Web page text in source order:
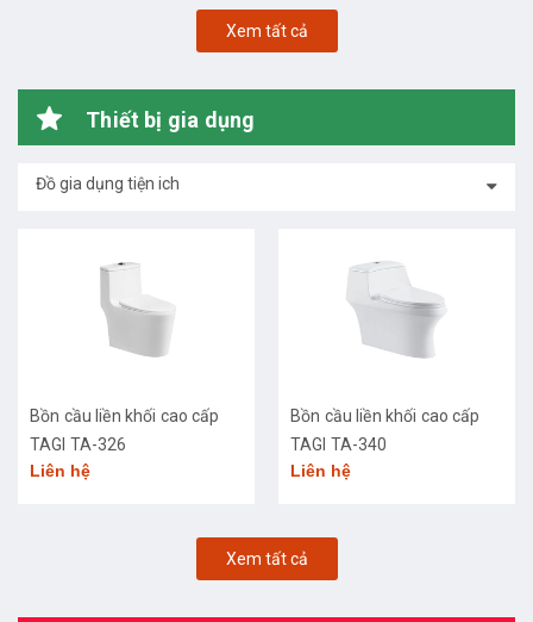
Xem tất cả
Thiết bị gia dụng
Đồ gia dụng tiện ich
Bồn cầu liền khối cao cấp
TAGI TA-326
Liên hệ
Bồn cầu liền khối cao cấp
TAGI TA-340
Liên hệ
Xem tất cả